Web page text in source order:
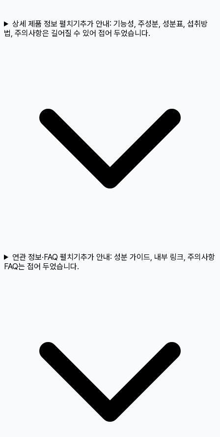
상세 제품 정보 펼치기추가 안내: 기능성, 주성분, 성분표, 섭취방
법, 주의사항은 길어질 수 있어 접어 두었습니다.
연관 정보·FAQ 펼치기추가 안내: 성분 가이드, 내부 링크, 주의사항
FAQ는 접어 두었습니다.